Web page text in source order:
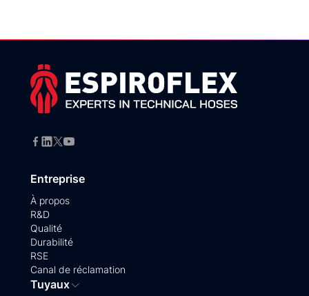
Entreprise
À propos
R&D
Qualité
Durabilité
RSE
Canal de réclamation
Tuyaux